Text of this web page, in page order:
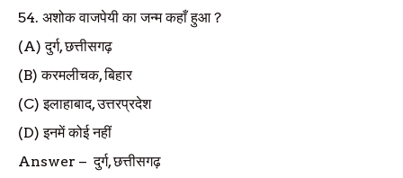
54. अशोक वाजपेयी का जन्म कहाँ हुआ?
(A)दुर्ग,छत्तीसगढ़
(B)करमलीचक,बिहार
(C)इलाहाबाद,उत्तरप्रदेश
(D)इनमें कोई नहीं
Answer –दुर्ग,छत्तीसगढ़